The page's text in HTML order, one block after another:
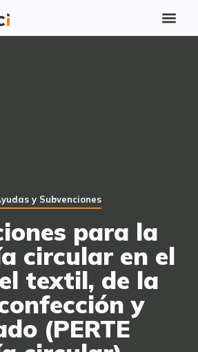
y Subvenciones
para la
circular en el
textil, de la
y
(PERTE